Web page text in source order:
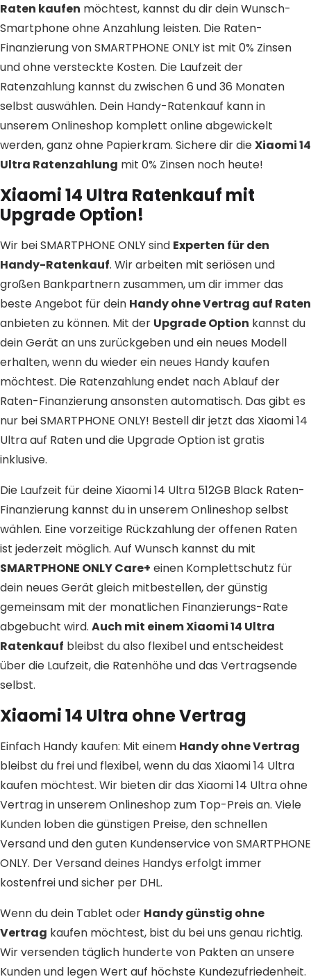
Raten kaufen möchtest, kannst du dir dein Wunsch-
Smartphone ohne Anzahlung leisten. Die Raten-
Finanzierung von SMARTPHONE ONLY ist mit 0% Zinsen
und ohne versteckte Kosten. Die Laufzeit der
Ratenzahlung kannst du zwischen 6 und 36 Monaten
selbst auswählen. Dein Handy-Ratenkauf kann in
unserem Onlineshop komplett online abgewickelt
werden, ganz ohne Papierkram. Sichere dir dieXiaomi 14
Ultra Ratenzahlung mit 0% Zinsen noch heute!
Xiaomi 14 Ultra Ratenkauf mit
Upgrade Option!
Wir bei SMARTPHONE ONLY sind Experten für den
Handy-Ratenkauf. Wir arbeiten mit seriösen und
großen Bankpartnern zusammen, um dir immer das
beste Angebot für dein Handy ohne Vertrag auf Raten
anbieten zu können. Mit der Upgrade Option kannst du
dein Gerät an uns zurückgeben und ein neues Modell
erhalten, wenn du wieder ein neues Handy kaufen
möchtest. Die Ratenzahlung endet nach Ablauf der
Raten-Finanzierung ansonsten automatisch. Das gibt es
nur bei SMARTPHONE ONLY! Bestell dir jetzt das Xiaomi 14
Ultra auf Raten und die Upgrade Option ist gratis
inklusive.
Die Laufzeit für deine Xiaomi 14 Ultra 512GB Black Raten-
Finanzierung kannst du in unserem Onlineshop selbst
wählen. Eine vorzeitige Rückzahlung der offenen Raten
ist jederzeit möglich. Auf Wunsch kannst du mit
SMARTPHONE ONLY Care+ einen Komplettschutz für
dein neues Gerät gleich mitbestellen, der günstig
gemeinsam mit der monatlichen Finanzierungs-Rate
abgebucht wird. Auch mit einem Xiaomi 14 Ultra
Ratenkauf bleibst du also flexibel und entscheidest
über die Laufzeit, die Ratenhöhe und das Vertragsende
selbst.
Xiaomi 14 Ultra ohne Vertrag
Einfach Handy kaufen: Mit einem Handy ohne Vertrag
bleibst du frei und flexibel, wenn du das Xiaomi 14 Ultra
kaufen möchtest. Wir bieten dir das Xiaomi 14 Ultra ohne
Vertrag in unserem Onlineshop zum Top-Preis an. Viele
Kunden loben die günstigen Preise, den schnellen
Versand und den guten Kundenservice von SMARTPHONE
ONLY. Der Versand deines Handys erfolgt immer
kostenfrei und sicher per DHL.
Wenn du dein Tablet oder Handy günstig ohne
Vertrag kaufen möchtest, bist du bei uns genau richtig.
Wir versenden täglich hunderte von Pakten an unsere
Kunden und legen Wert auf höchste Kundezufriedenheit.